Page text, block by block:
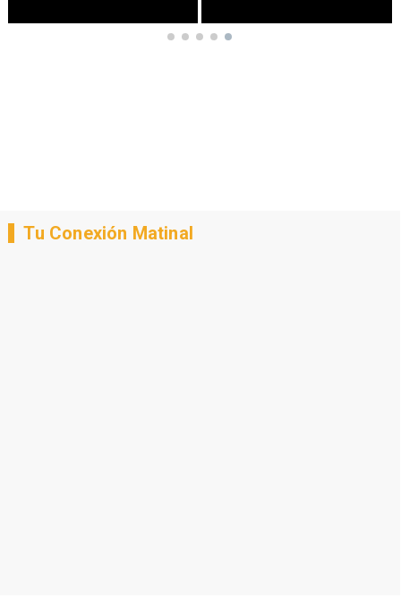
Tu Conexión Matinal